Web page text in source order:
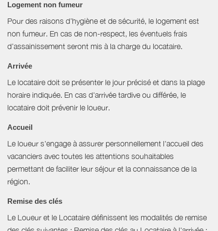
Logement non fumeur
Pour des raisons d’hygiène et de sécurité, le logement est
non fumeur. En cas de non-respect, les éventuels frais
d’assainissement seront mis à la charge du locataire.
Arrivée
Le locataire doit se présenter le jour précisé et dans la plage
horaire indiquée. En cas d'arrivée tardive ou différée, le
locataire doit prévenir le loueur.
Accueil
Le loueur s'engage à assurer personnellement l'accueil des
vacanciers avec toutes les attentions souhaitables
permettant de faciliter leur séjour et la connaissance de la
région.
Remise des clés
Le Loueur et le Locataire définissent les modalités de remise